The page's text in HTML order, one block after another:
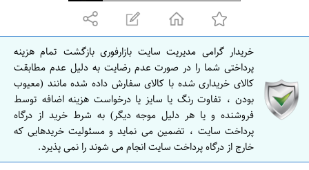
ص
ن
خریدار گرامی مدیریت سایت بازارفوری بازگشت تمام هزینه
پرداختی شما را در صورت عدم رضایت به دلیل عدم مطابقت
کالای خریداری شده با کالای سفارش داده شده مانند (معیوب
بودن ، تفاوت رنگ یا سایز یا درخواست هزینه اضافه توسط
فروشنده و یا هر دلیل موجه دیگر) به شرط خرید از درگاه
پرداخت سایت ، تضمین می نماید و مسئولیت خریدهایی که
خارج از درگاه پرداخت سایت انجام می شوند را نمی پذیرد.